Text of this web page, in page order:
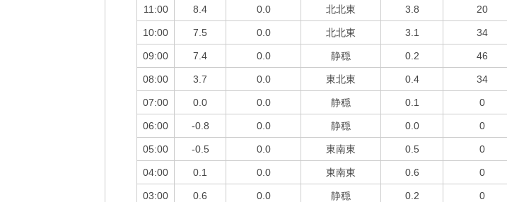
11:00 8.4 0.0 北北東 3.8 20
10:00 7.5 0.0 北北東 3.1 34
09:00 7.4 0.0 静穏 0.2 46
08:00 3.7 0.0 東北東 0.4 34
07:00 0.0 0.0 静穏 0.1 0
06:00 -0.8 0.0 静穏 0.0 0
05:00 -0.5 0.0 東南東 0.5 0
04:00 0.1 0.0 東南東 0.6 0
03:00 0.6 0.0 静穏 0.2 0